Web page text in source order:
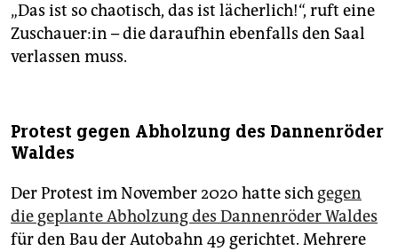
„Das ist so chaotisch, das ist lächerlich!“, ruft eine
Zu­schaue­r:in – die daraufhin ebenfalls den Saal
verlassen muss.
Protest gegen Abholzung des Dannenröder
Waldes
Der Protest im November 2020 hatte sich gegen
die geplante Abholzung des Dannenröder Waldes
für den Bau der Autobahn 49 gerichtet. Mehrere